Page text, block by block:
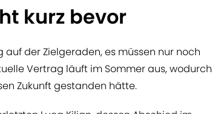
kurz bevor
der Zielgeraden, es müssen nur noch
Vertrag läuft im Sommer aus, wodurch
Zukunft gestanden hätte.